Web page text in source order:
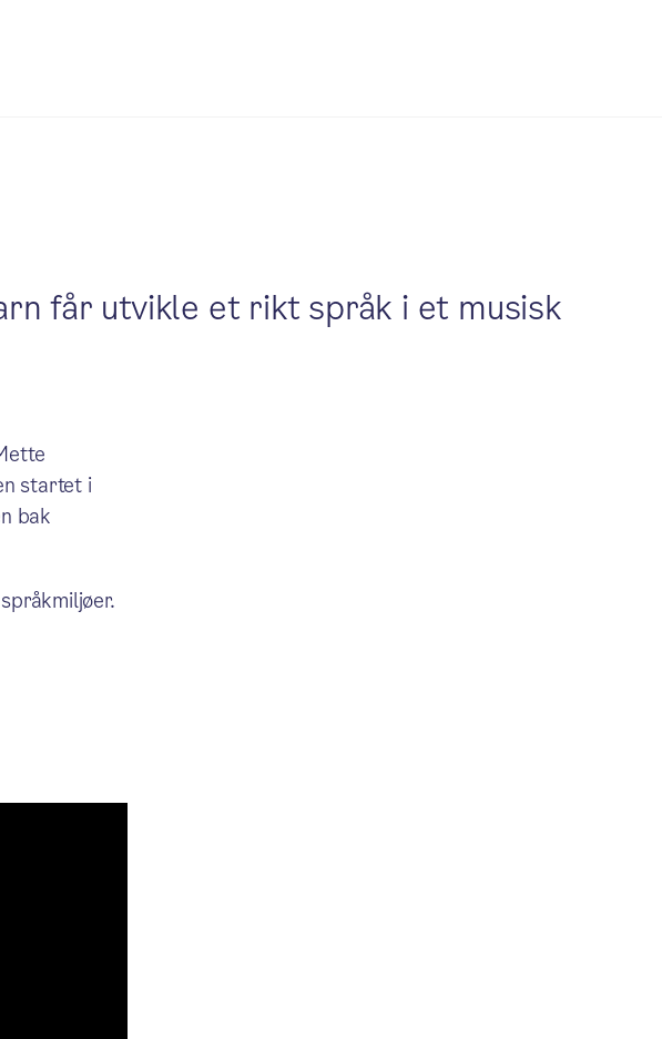
får utvikle et rikt språk i et musisk
startet i
bak